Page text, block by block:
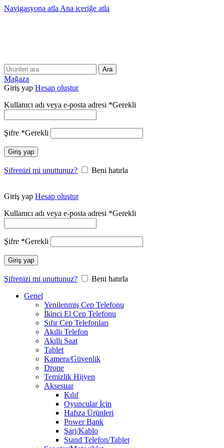
Navigasyona atla Ana içeriğe atla
Ara
Mağaza
Giriş yap Hesap oluştur
Kullanıcı adı veya e-posta adresi *Gerekli
Şifre *Gerekli
Giriş yap
Şifrenizi mi unuttunuz? Beni hatırla
Giriş yap Hesap oluştur
Kullanıcı adı veya e-posta adresi *Gerekli
Şifre *Gerekli
Giriş yap
Şifrenizi mi unuttunuz?
Beni hatırla
Genel
Yenilenmiş Cep Telefonu
İkinci El Cep Telefonu
Sıfır Cep Telefonları
Akıllı Telefon
Akıllı Saat
Tablet
Kamera/Güvenlik
Drone
Temizlik Hijyen
Aksesuar
Kılıf
Oyuncular İçin
Hafıza Ürünleri
Power Bank
Şarj/Kablo
Stand Telefon/Tablet